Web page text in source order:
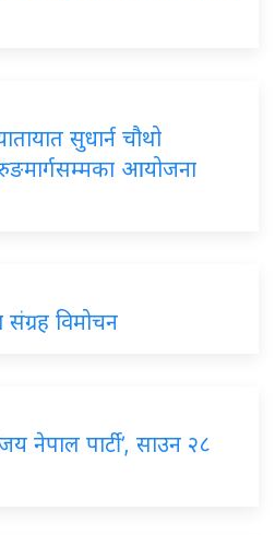
सुधार्न चौथो
आयोजना
संग्रह विमोचन
नेपाल पार्टी’, साउन २८